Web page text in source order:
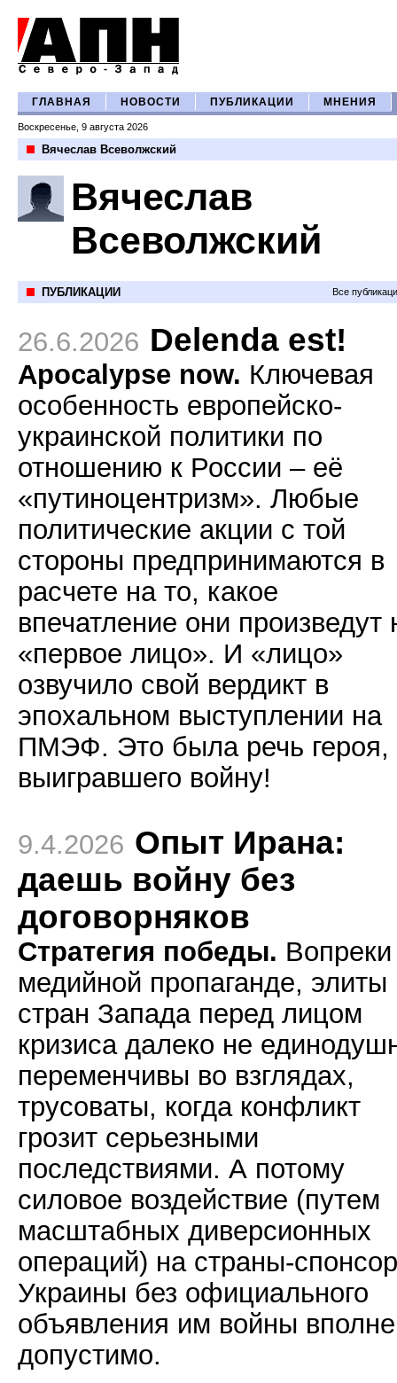
ГЛАВНАЯ НОВОСТИ ПУБЛИКАЦИИ МНЕНИЯ
Воскресенье, 9 августа 2026
Вячеслав Всеволжский
Вячеслав
Всеволжский
ПУБЛИКАЦИИ Все
26.6.2026 Delenda est!
Apocalypse now. Ключевая
особенность европейско-
украинской политики по
отношению к России – её
«путиноцентризм». Любые
политические акции с той
стороны предпринимаются в
расчете на то, какое
впечатление они произведут
«первое лицо». И «лицо»
озвучило свой вердикт в
эпохальном выступлении на
ПМЭФ. Это была речь героя,
выигравшего войну!
9.4.2026 Опыт Ирана:
даешь войну без
договорняков
Стратегия победы. Вопреки
медийной пропаганде, элиты
стран Запада перед лицом
кризиса далеко не
переменчивы во взглядах,
трусоваты, когда конфликт
грозит серьезными
последствиями. А потому
силовое воздействие (путем
масштабных диверсионных
операций) на страны-
Украины без официального
объявления им войны вполне
допустимо.